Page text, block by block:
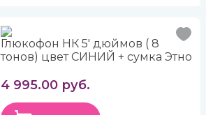
Глюкофон НК 5' дюймов ( 8
тонов) цвет СИНИЙ + сумка Этно
4 995.00 руб.